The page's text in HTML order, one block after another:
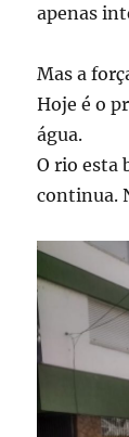
apenas
Mas a
Hoje é o
água.
O rio esta
continua.